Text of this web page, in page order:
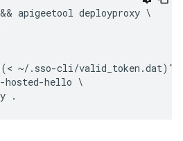
apigeetool deployproxy \
~/.sso-cli/valid_token.dat)"\
hosted-hello \
.